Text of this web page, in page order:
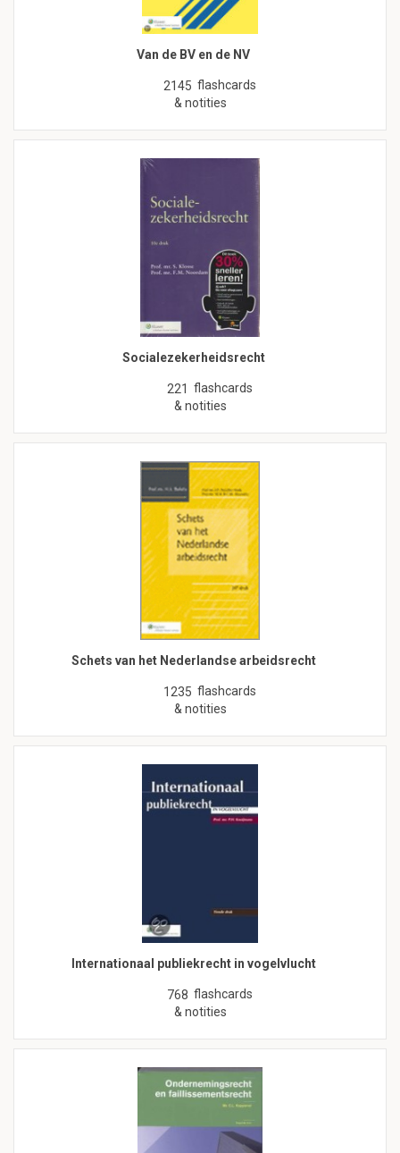
Van de BV en de NV
2145 flashcards
& notities
Socialezekerheidsrecht
221 flashcards
& notities
Schets van het Nederlandse arbeidsrecht
1235 flashcards
& notities
Internationaal publiekrecht in vogelvlucht
768 flashcards
& notities